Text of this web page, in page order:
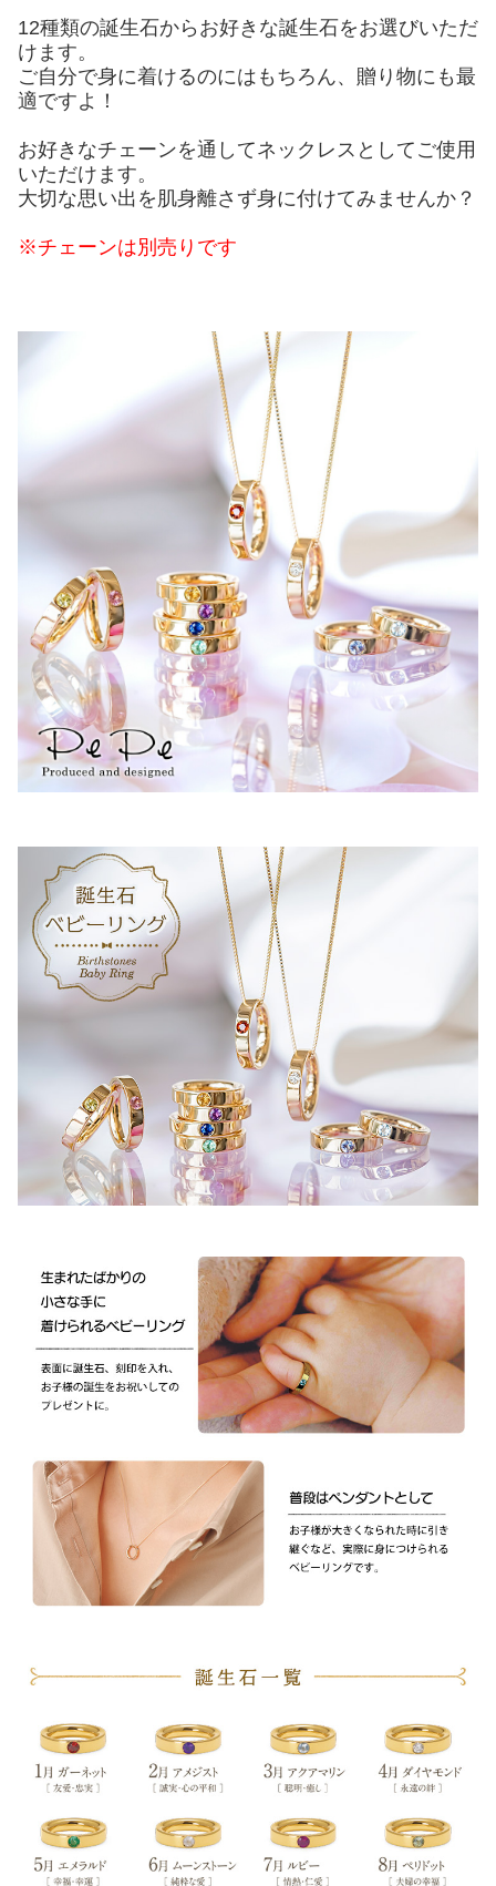
12種類の誕生石からお好きな誕生石をお選びいただ
けます。
ご自分で身に着けるのにはもちろん、贈り物にも最
適ですよ！
お好きなチェーンを通してネックレスとしてご使用
いただけます。
大切な思い出を肌身離さず身に付けてみませんか？
※チェーンは別売りです